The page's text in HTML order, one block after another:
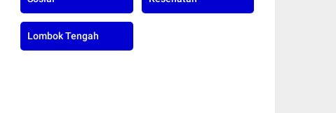
Lombok Tengah